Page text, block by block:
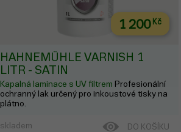
1 200Kč
HAHNEMÜHLE VARNISH 1
LITR - SATIN
Kapalná laminace s UV filtrem Profesionální
ochranný lak určený pro inkoustové tisky na
plátno.
skladem DO KOŠÍKU